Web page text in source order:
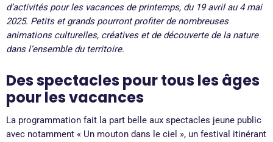
d’activités pour les vacances de printemps, du 19 avril au 4 mai
2025. Petits et grands pourront profiter de nombreuses
animations culturelles, créatives et de découverte de la nature
dans l’ensemble du territoire.
Des spectacles pour tous les âges
pour les vacances
La programmation fait la part belle aux spectacles jeune public
avec notamment « Un mouton dans le ciel », un festival itinérant